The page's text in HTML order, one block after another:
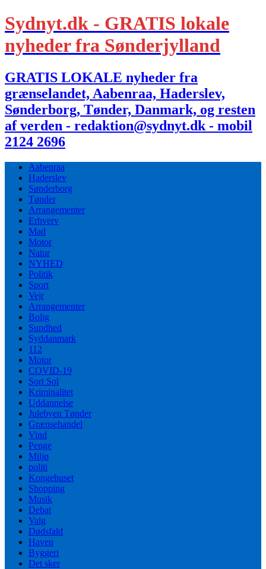
Sydnyt.dk - GRATIS lokale
nyheder fra Sønderjylland
GRATIS LOKALE nyheder fra
grænselandet, Aabenraa, Haderslev,
Sønderborg, Tønder, Danmark, og resten
af verden - redaktion@sydnyt.dk - mobil
2124 2696
Aabenraa
Haderslev
Sønderborg
Tønder
Arrangementer
Erhverv
Mad
Motor
Natur
NYHED
Politik
Sport
Vejr
Arrangementer
Bolig
Sundhed
Syddanmark
112
Motor
COVID-19
Sort Sol
Kriminalitet
Uddannelse
Julebyen Tønder
Grænsehandel
Vind
Penge
Miljø
politi
Kongehuset
Shopping
Musik
Debat
Valg
Dødsfald
Haven
Byggeri
Det sker